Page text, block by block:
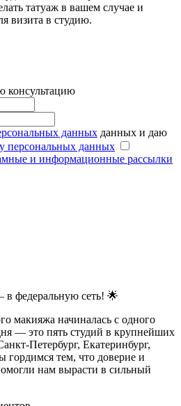
татуаж в вашем случае и
визита в студию.
консультацию
данных данных и даю
персональных данных
и информационные рассылки
в федеральную сеть! 🌟
макияжа начиналась с одного
— это пять студий в крупнейших
Петербург, Екатеринбург,
тем, что доверие и
нам вырасти в сильный